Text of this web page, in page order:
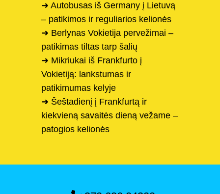
➜ Autobusas iš Germany į Lietuvą
– patikimos ir reguliarios kelionės
➜ Berlynas Vokietija pervežimai –
patikimas tiltas tarp šalių
➜ Mikriukai iš Frankfurto į
Vokietiją: lankstumas ir
patikimumas kelyje
➜ Šeštadienį į Frankfurtą ir
kiekvieną savaitės dieną vežame –
patogios kelionės